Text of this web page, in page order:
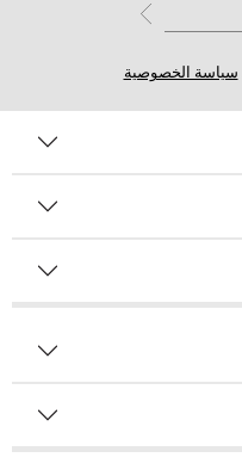
سياسة الخصوصية